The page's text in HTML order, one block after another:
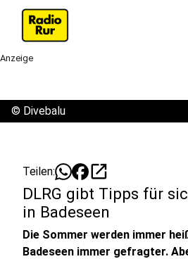
Anzeige
© Divebalu
Teilen: open_in_new
DLRG gibt Tipps für
in Badeseen
Die Sommer werden immer
Badeseen immer gefragter.